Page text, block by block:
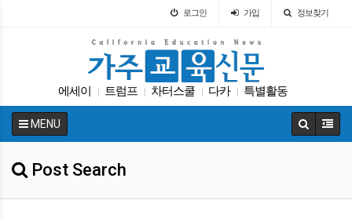
로그인 가입 정보찾기
에세이 트럼프 차터스쿨 다카 특별활동
| 대입 가주교육신문 DACA Fafsa ACT
MENU
Post Search